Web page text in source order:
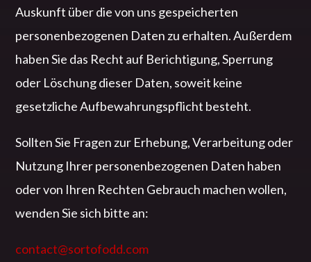
Auskunft über die von uns gespeicherten
personenbezogenen Daten zu erhalten. Außerdem
haben Sie das Recht auf Berichtigung, Sperrung
oder Löschung dieser Daten, soweit keine
gesetzliche Aufbewahrungspflicht besteht.
Sollten Sie Fragen zur Erhebung, Verarbeitung oder
Nutzung Ihrer personenbezogenen Daten haben
oder von Ihren Rechten Gebrauch machen wollen,
wenden Sie sich bitte an:
contact@sortofodd.com